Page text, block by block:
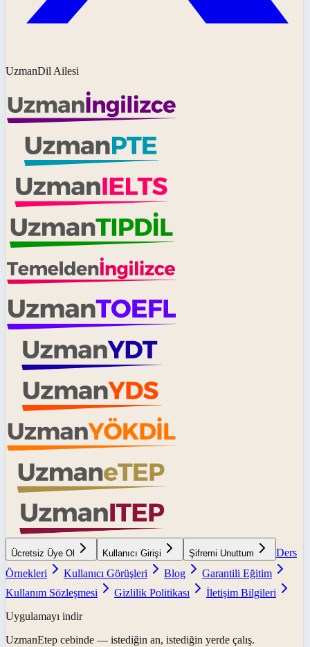
UzmanDil Ailesi
Ücretsiz Üye Ol Kullanıcı Girişi Şifremi Unuttum
Ders
Örnekleri
Kullanıcı Görüşleri Blog
Garantili Eğitim
Kullanım Sözleşmesi
Gizlilik Politikası
İletişim Bilgileri
Uygulamayı indir
UzmanEtep cebinde — istediğin an, istediğin yerde çalış.